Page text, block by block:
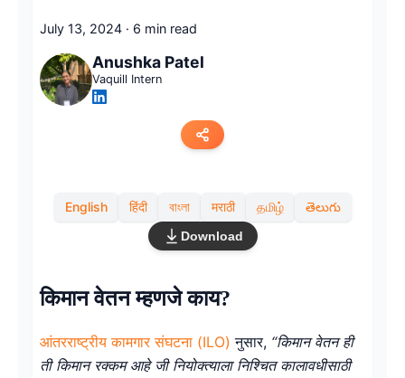
July 13, 2024 · 6 min read
Anushka Patel
Vaquill Intern
WhatsApp
Email
English हिंदी বাংলা मराठी தமிழ் తెలుగు
Download
किमान वेतन म्हणजे काय?
आंतरराष्ट्रीय कामगार संघटना (ILO) नुसार, “किमान वेतन ही
ती किमान रक्कम आहे जी नियोक्त्याला निश्चित कालावधीसाठी